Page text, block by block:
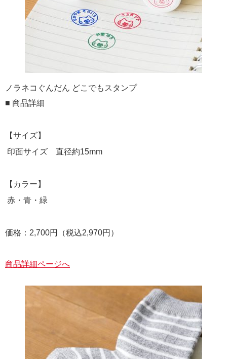
ノラネコぐんだん どこでもスタンプ
■ 商品詳細
【サイズ】
印面サイズ 直径約15mm
【カラー】
赤・青・緑
価格：2,700円（税込2,970円）
商品詳細ページへ